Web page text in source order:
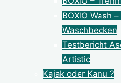
BOXIO Wash
Waschbecken
Testbericht
Artistic
Kajak oder Kanu ?